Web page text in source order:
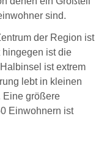
sind.
der Region ist
hingegen ist die
ist extrem
lebt in kleinen
Eine größere
Einwohnern ist